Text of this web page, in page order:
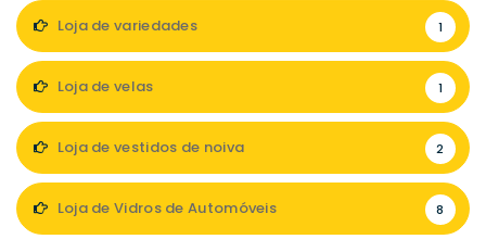
Loja de variedades 1
Loja de velas 1
Loja de vestidos de noiva 2
Loja de Vidros de Automóveis 8